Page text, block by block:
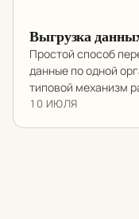
Выгрузка
Простой способ
данные по одной
типовой механизм
10 ИЮЛЯ